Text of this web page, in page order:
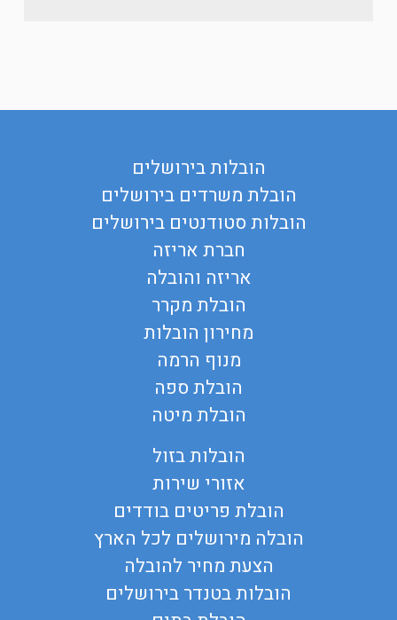
הובלות בירושלים
הובלת משרדים בירושלים
הובלות סטודנטים בירושלים
חברת אריזה
אריזה והובלה
הובלת מקרר
מחירון הובלות
מנוף הרמה
הובלת ספה
הובלת מיטה
הובלות בזול
אזורי שירות
הובלת פריטים בודדים
הובלה מירושלים לכל הארץ
הצעת מחיר להובלה
הובלות בטנדר בירושלים